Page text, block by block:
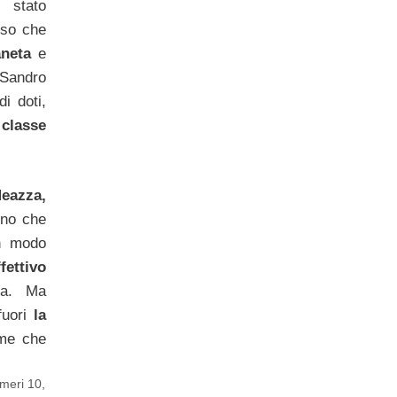
stato
che
e
doti,
che
modo
Ma
la
che
10